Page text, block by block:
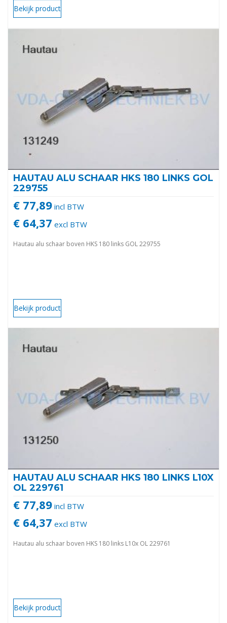
K-16993-13-R-1
Bekijk product
HAUTAU ALU SCHAAR HKS 180 LINKS GOL
229755
€ 77,89 incl BTW
€ 64,37 excl BTW
Hautau alu schaar boven HKS 180 links GOL 229755
Bekijk product
HAUTAU ALU SCHAAR HKS 180 LINKS L10X
OL 229761
€ 77,89 incl BTW
€ 64,37 excl BTW
Hautau alu schaar boven HKS 180 links L10x OL 229761
Bekijk product